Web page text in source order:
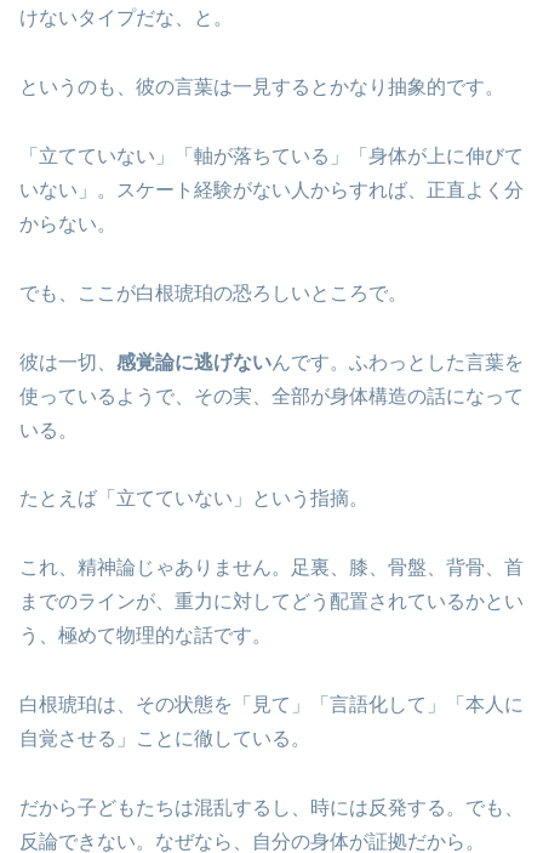
けないタイプだな、と。
というのも、彼の言葉は一見するとかなり抽象的です。
「立てていない」「軸が落ちている」「身体が上に伸びて
いない」。スケート経験がない人からすれば、正直よく分
からない。
でも、ここが白根琥珀の恐ろしいところで。
彼は一切、 感覚論に逃げないんです。ふわっとした言葉を
使っているようで、その実、全部が身体構造の話になって
いる。
たとえば「立てていない」という指摘。
これ、精神論じゃありません。足裏、膝、骨盤、背骨、首
までのラインが、重力に対してどう配置されているかとい
う、極めて物理的な話です。
白根琥珀は、その状態を「見て」「言語化して」「本人に
自覚させる」ことに徹している。
だから子どもたちは混乱するし、時には反発する。でも、
反論できない。なぜなら、自分の身体が証拠だから。